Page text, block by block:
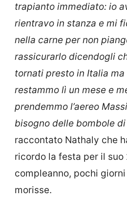
trapianto immediato: io
rientravo in stanza e mi
nella carne per non
rassicurarlo dicendogli
tornati presto in Italia
restammo lì un mese e
prendemmo l’aereo
bisogno delle bombole di
raccontato Nathaly che
ricordo la festa per il suo
compleanno, pochi
morisse.